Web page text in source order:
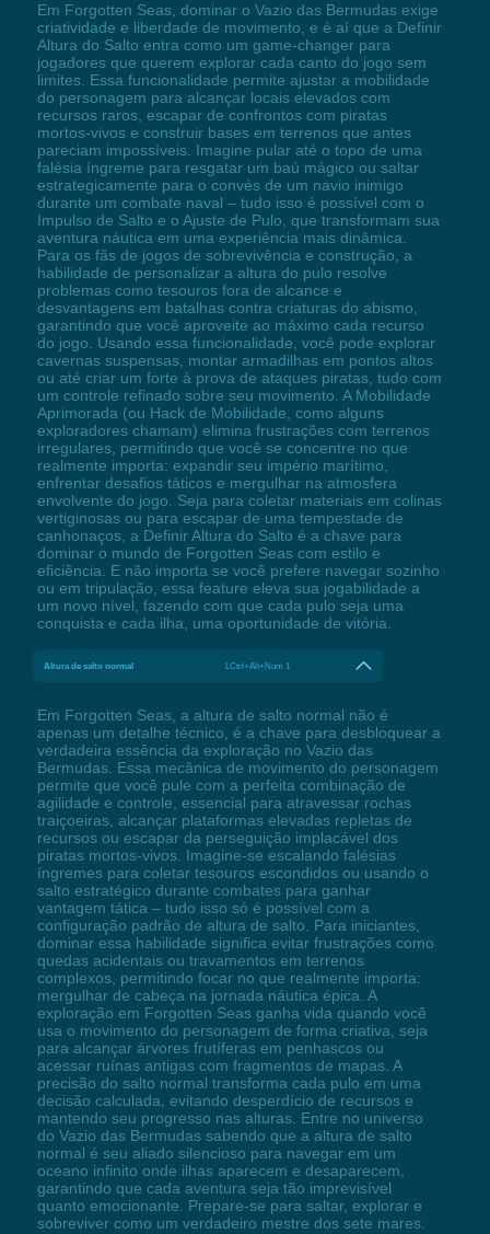
Em Forgotten Seas, dominar o Vazio das Bermudas exige
criatividade e liberdade de movimento, e é aí que a Definir
Altura do Salto entra como um game-changer para
jogadores que querem explorar cada canto do jogo sem
limites. Essa funcionalidade permite ajustar a mobilidade
do personagem para alcançar locais elevados com
recursos raros, escapar de confrontos com piratas
mortos-vivos e construir bases em terrenos que antes
pareciam impossíveis. Imagine pular até o topo de uma
falésia íngreme para resgatar um baú mágico ou saltar
estrategicamente para o convés de um navio inimigo
durante um combate naval – tudo isso é possível com o
Impulso de Salto e o Ajuste de Pulo, que transformam sua
aventura náutica em uma experiência mais dinâmica.
Para os fãs de jogos de sobrevivência e construção, a
habilidade de personalizar a altura do pulo resolve
problemas como tesouros fora de alcance e
desvantagens em batalhas contra criaturas do abismo,
garantindo que você aproveite ao máximo cada recurso
do jogo. Usando essa funcionalidade, você pode explorar
cavernas suspensas, montar armadilhas em pontos altos
ou até criar um forte à prova de ataques piratas, tudo com
um controle refinado sobre seu movimento. A Mobilidade
Aprimorada (ou Hack de Mobilidade, como alguns
exploradores chamam) elimina frustrações com terrenos
irregulares, permitindo que você se concentre no que
realmente importa: expandir seu império marítimo,
enfrentar desafios táticos e mergulhar na atmosfera
envolvente do jogo. Seja para coletar materiais em colinas
vertiginosas ou para escapar de uma tempestade de
canhonaços, a Definir Altura do Salto é a chave para
dominar o mundo de Forgotten Seas com estilo e
eficiência. E não importa se você prefere navegar sozinho
ou em tripulação, essa feature eleva sua jogabilidade a
um novo nível, fazendo com que cada pulo seja uma
conquista e cada ilha, uma oportunidade de vitória.
Altura de salto normal LCtrl+Alt+Num 1
Em Forgotten Seas, a altura de salto normal não é
apenas um detalhe técnico, é a chave para desbloquear a
verdadeira essência da exploração no Vazio das
Bermudas. Essa mecânica de movimento do personagem
permite que você pule com a perfeita combinação de
agilidade e controle, essencial para atravessar rochas
traiçoeiras, alcançar plataformas elevadas repletas de
recursos ou escapar da perseguição implacável dos
piratas mortos-vivos. Imagine-se escalando falésias
íngremes para coletar tesouros escondidos ou usando o
salto estratégico durante combates para ganhar
vantagem tática – tudo isso só é possível com a
configuração padrão de altura de salto. Para iniciantes,
dominar essa habilidade significa evitar frustrações como
quedas acidentais ou travamentos em terrenos
complexos, permitindo focar no que realmente importa:
mergulhar de cabeça na jornada náutica épica. A
exploração em Forgotten Seas ganha vida quando você
usa o movimento do personagem de forma criativa, seja
para alcançar árvores frutíferas em penhascos ou
acessar ruínas antigas com fragmentos de mapas. A
precisão do salto normal transforma cada pulo em uma
decisão calculada, evitando desperdício de recursos e
mantendo seu progresso nas alturas. Entre no universo
do Vazio das Bermudas sabendo que a altura de salto
normal é seu aliado silencioso para navegar em um
oceano infinito onde ilhas aparecem e desaparecem,
garantindo que cada aventura seja tão imprevisível
quanto emocionante. Prepare-se para saltar, explorar e
sobreviver como um verdadeiro mestre dos sete mares.